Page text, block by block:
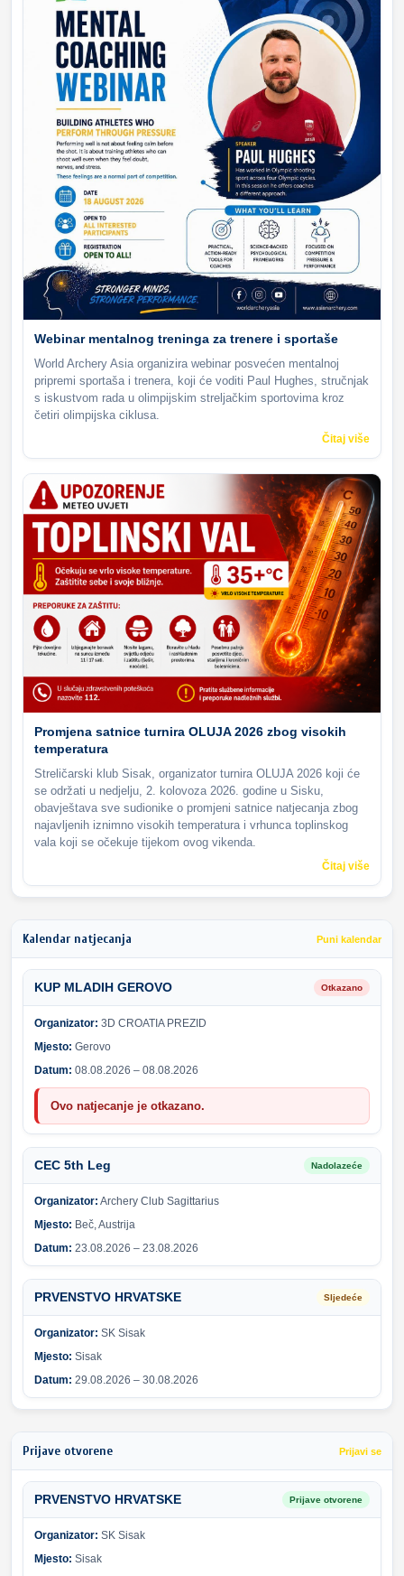
Webinar mentalnog treninga za trenere i sportaše
World Archery Asia organizira webinar posvećen mentalnoj
pripremi sportaša i trenera, koji će voditi Paul Hughes, stručnjak
s iskustvom rada u olimpijskim streljačkim sportovima kroz
četiri olimpijska ciklusa.
Čitaj više
Promjena satnice turnira OLUJA 2026 zbog visokih
temperatura
Streličarski klub Sisak, organizator turnira OLUJA 2026 koji će
se održati u nedjelju, 2. kolovoza 2026. godine u Sisku,
obavještava sve sudionike o promjeni satnice natjecanja zbog
najavljenih iznimno visokih temperatura i vrhunca toplinskog
vala koji se očekuje tijekom ovog vikenda.
Čitaj više
Kalendar natjecanja Puni kalendar
KUP MLADIH GEROVO Otkazano
Organizator: 3D CROATIA PREZID
Mjesto: Gerovo
Datum: 08.08.2026 – 08.08.2026
Ovo natjecanje je otkazano.
CEC 5th Leg Nadolazeće
Organizator: Archery Club Sagittarius
Mjesto: Beč, Austrija
Datum: 23.08.2026 – 23.08.2026
PRVENSTVO HRVATSKE Sljedeće
Organizator: SK Sisak
Mjesto: Sisak
Datum: 29.08.2026 – 30.08.2026
Prijave otvorene Prijavi se
PRVENSTVO HRVATSKE Prijave otvorene
Organizator: SK Sisak
Mjesto: Sisak